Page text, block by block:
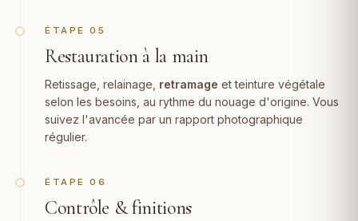
ÉTAPE 05
Restauration à la main
Retissage, relainage, retramage et teinture végétale
selon les besoins, au rythme du nouage d'origine. Vous
suivez l'avancée par un rapport photographique
régulier.
ÉTAPE 06
Contrôle & finitions